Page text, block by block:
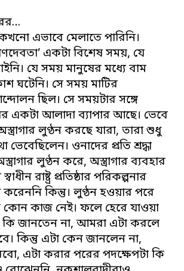
এভাবে মেলাতে পারিনি।
একটা বিশেষ সময়, যে
যে সময় মানুষের মধ্যে বাম
ঘটেনি। সে সময় মাটির
ছিল। সে সময়টার সঙ্গে
একটা আলাদা ব্যাপার আছে। ভেবে
লুণ্ঠন করছে যারা, তারা শুধু
ওনাদের প্রতি শ্রদ্ধা
লুণ্ঠন করে, অস্ত্রাগার ব্যবহার
রাষ্ট্র প্রতিষ্ঠার পরিকল্পনার
করেননি কিন্তু। লুণ্ঠন হওয়ার পরে
কাজ নেই। ফলে হেরে যাওয়া
কি জানতেন না, আমরা এটা করলে
কিন্তু এটা কেন জানলেন না,
এটা করার পরের পদক্ষেপটা কি